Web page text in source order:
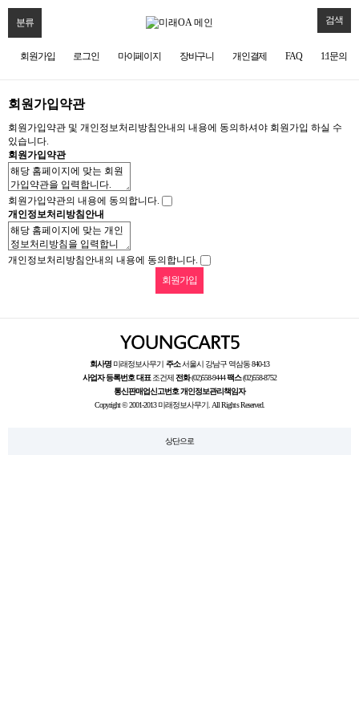
분류 검색
회원가입 로그인 마이페이지 장바구니 개인결제 FAQ 1:1문의
회원가입약관
회원가입약관 및 개인정보처리방침안내의 내용에 동의하셔야 회원가입 하실 수
있습니다.
회원가입약관
회원가입약관의 내용에 동의합니다.
개인정보처리방침안내
개인정보처리방침안내의 내용에 동의합니다.
회사명 미래정보사무기 주소서울시 강남구 역삼동 840-13
사업자 등록번호대표조건제전화(02)558-9444팩스(02)558-8752
통신판매업신고번호개인정보관리책임자
Copyright © 2001-2013 미래정보사무기. All Rights Reserved.
상단으로